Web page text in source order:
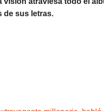
de sus letras.